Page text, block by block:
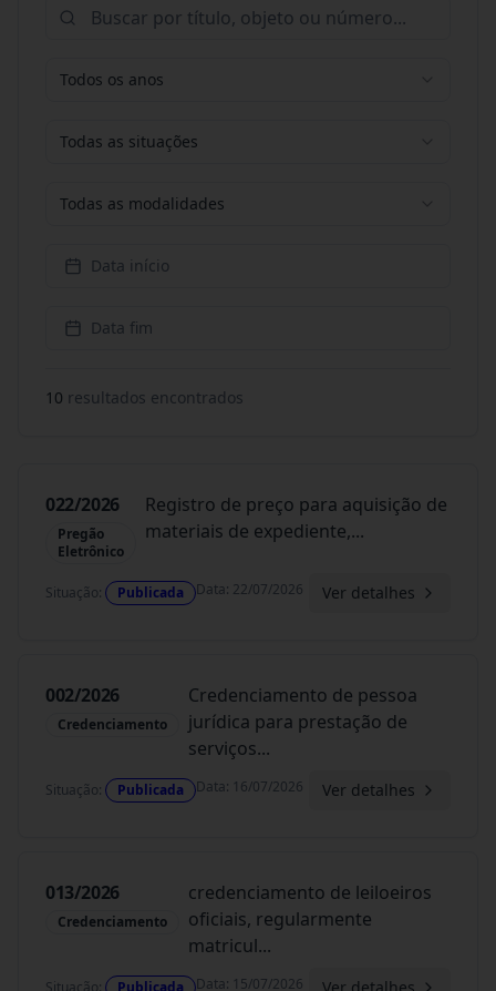
Todos os anos
Todas as situações
Todas as modalidades
Data início
Data fim
10 resultados encontrados
022/2026
Pregão
Eletrônico
Registro de preço para aquisição de
materiais de expediente,...
Situação: Publicada Data: 22/07/2026 Ver detalhes
002/2026
Credenciamento
Credenciamento de pessoa
jurídica para prestação de
serviços...
Situação: Publicada Data: 16/07/2026 Ver detalhes
013/2026
Credenciamento
credenciamento de leiloeiros
oficiais, regularmente
matricul...
Situação: Publicada Data: 15/07/2026